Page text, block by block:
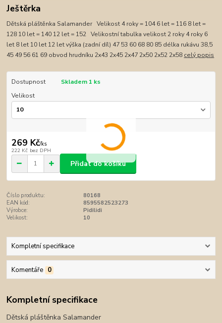
Ještěrka
Dětská pláštěnka Salamander Velikost 4 roky = 104 6 let = 116 8 let =
128 10 let = 140 12 let = 152 Velikostní tabulka velikost 2 roky 4 roky 6
let 8 let 10 let 12 let výška (zadní díl) 47 53 60 68 80 85 délka rukávu 38,5
45 49 56 61 69 obvod hrudníku 2x43 2x45 2x47 2x50 2x52 2x58 celý popis
Dostupnost
Skladem 1 ks
Velikost
269 Kč/ks
222 Kč bez DPH
Přidat do košíku
Číslo produktu:
80168
EAN kód:
8595582523273
Výrobce:
Pidilidi
Velikost:
10
Kompletní specifikace
Komentáře 0
Kompletní specifikace
Dětská pláštěnka Salamander